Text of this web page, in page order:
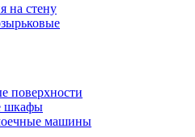
на стену
поверхности
шкафы
машины